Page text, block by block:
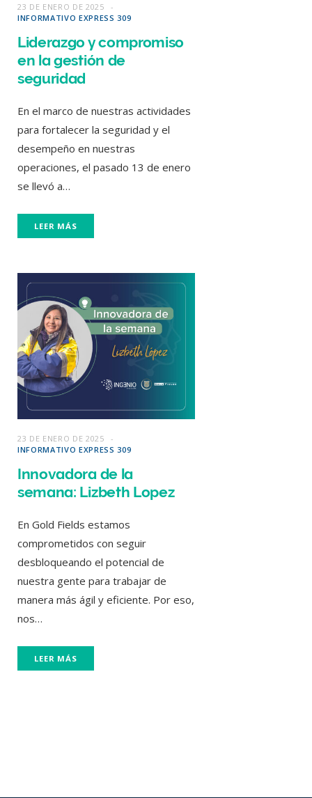
23 DE ENERO DE 2025
INFORMATIVO EXPRESS 309
Liderazgo y compromiso
en la gestión de
seguridad
En el marco de nuestras actividades
para fortalecer la seguridad y el
desempeño en nuestras
operaciones, el pasado 13 de enero
se llevó a…
LEER MÁS
23 DE ENERO DE 2025
INFORMATIVO EXPRESS 309
Innovadora de la
semana: Lizbeth Lopez
En Gold Fields estamos
comprometidos con seguir
desbloqueando el potencial de
nuestra gente para trabajar de
manera más ágil y eficiente. Por eso,
nos…
LEER MÁS